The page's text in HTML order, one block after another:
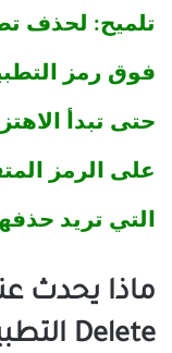
تلميح: لحذف
فوق رمز
حتى تبدأ
على الرمز
التي تريد
Delete التطبيقات